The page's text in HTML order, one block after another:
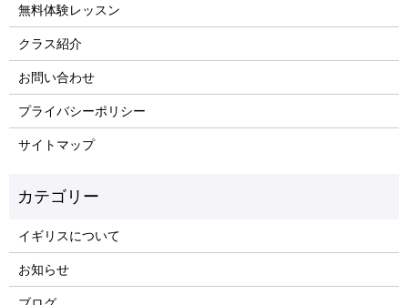
無料体験レッスン
クラス紹介
お問い合わせ
プライバシーポリシー
サイトマップ
イギリスについて
お知らせ